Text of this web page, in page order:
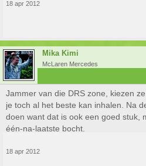
18 apr 2012
Mika Kimi
McLaren Mercedes
Jammer van die DRS zone, kiezen
je toch al het beste kan inhalen. Na
doen want dat is ook een goed stuk,
één-na-laatste bocht.
18 apr 2012